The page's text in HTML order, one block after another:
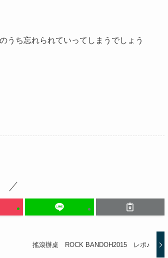
うち忘れられていってしまうでしょう
搖滾辦桌 ROCK BANDOH2015 レポ♪